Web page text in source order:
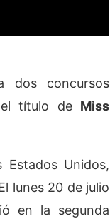
dos concursos
el título de Miss
Estados Unidos,
lunes 20 de julio
en la segunda